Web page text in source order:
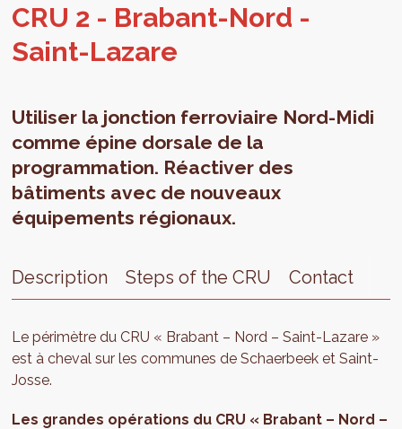
CRU 2 - Bra­bant-Nord -
Saint-Lazare
Utiliser la jonction ferroviaire Nord-Midi
comme épine dorsale de la
programmation. Réactiver des
bâtiments avec de nouveaux
équipements régionaux.
Description Steps of the CRU Contact
Le périmètre du CRU « Brabant – Nord – Saint-Lazare »
est à cheval sur les communes de Schaerbeek et Saint-
Josse.
Les grandes opérations du CRU « Brabant – Nord –